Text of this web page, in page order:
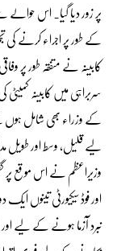
پر زور دیا گیا۔ اس
کے طور پر اجراء کرنے کی
کابینہ نے متفقہ طور پر
سربراہی میں کابینہ
کے وزراء بھی شامل
لیے قلیل، وسط اور
وزیراعظم نے اس موقع پر
اور فوڈ سیکیورٹی
نبرد آزما ہونے کے لیے